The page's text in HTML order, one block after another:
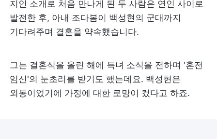
지인 소개로 처음 만나게 된 두 사람은 연인 사이로
발전한 후, 아내 조다봄이 백성현의 군대까지
기다려주며 결혼을 약속했습니다.
그는 결혼식을 올린 해에 득녀 소식을 전하며 '혼전
임신'의 눈초리를 받기도 했는데요. 백성현은
외동이었기에 가정에 대한 로망이 컸다고 하죠.